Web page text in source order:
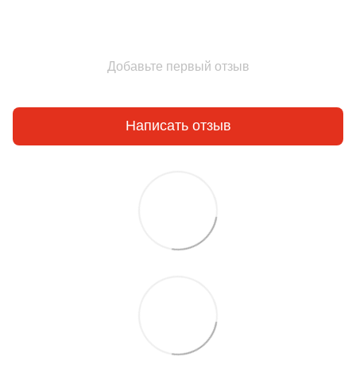
Добавьте первый отзыв
Написать отзыв